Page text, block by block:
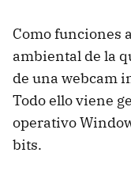
Como funciones
ambiental de la
de una webcam
Todo ello viene
operativo
bits.